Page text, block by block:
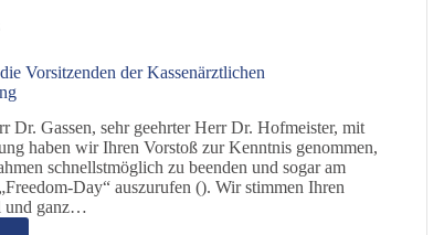
Vorsitzenden der Kassenärztlichen
Dr. Gassen, sehr geehrter Herr Dr. Hofmeister, mit
haben wir Ihren Vorstoß zur Kenntnis genommen,
schnellstmöglich zu beenden und sogar am
Day“ auszurufen (). Wir stimmen Ihren
und ganz…